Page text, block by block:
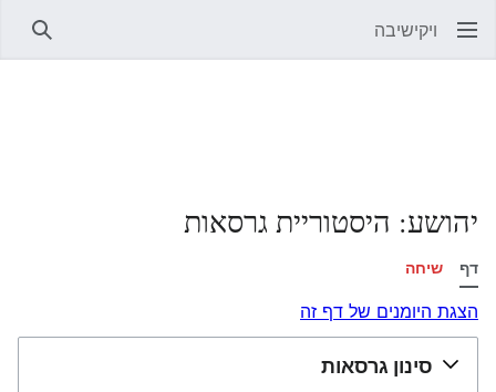
ויקישיבה
יהושע: היסטוריית גרסאות
דף שיחה
הצגת היומנים של דף זה
סינון גרסאות